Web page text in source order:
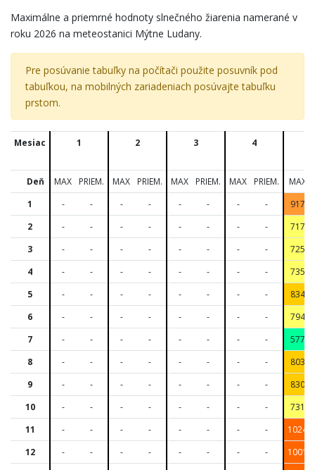
Maximálne a priemrné hodnoty slnečného žiarenia namerané v
roku 2026 na meteostanici Mýtne Ludany.
Pre posúvanie tabuľky na počítači použite posuvník pod
tabuľkou, na mobilných zariadeniach posúvajte tabuľku
prstom.
Mesiac 1 2 3 4
Deň MAX PRIEM. MAX PRIEM. MAX PRIEM. MAX PRIEM. MAX
1
- - - - - - - -
917
2
- - - - - - - -
717
3
- - - - - - - -
725
4
- - - - - - - -
735
5
- - - - - - - -
834
6
- - - - - - - -
794
7
- - - - - - - -
577
8
- - - - - - - -
803
9
- - - - - - - -
830
10
- - - - - - - -
731
11
- - - - - - - -
1024
12
- - - - - - - -
1001